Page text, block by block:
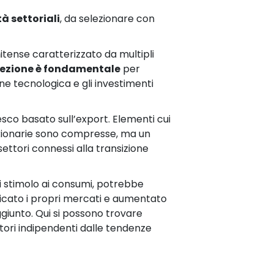
settoriali, da selezionare con
caratterizzato da multipli
è fondamentale per
tecnologica e gli investimenti
basato sull’export. Elementi cui
sono compresse, ma un
connessi alla transizione
ai consumi, potrebbe
i propri mercati e aumentato
Qui si possono trovare
indipendenti dalle tendenze